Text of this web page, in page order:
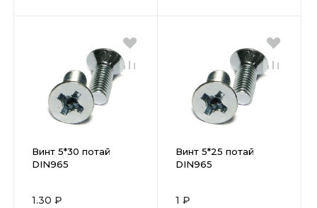
Винт 5*30 потай
DIN965
1.30 ₽
Винт 5*25 потай
DIN965
1 ₽